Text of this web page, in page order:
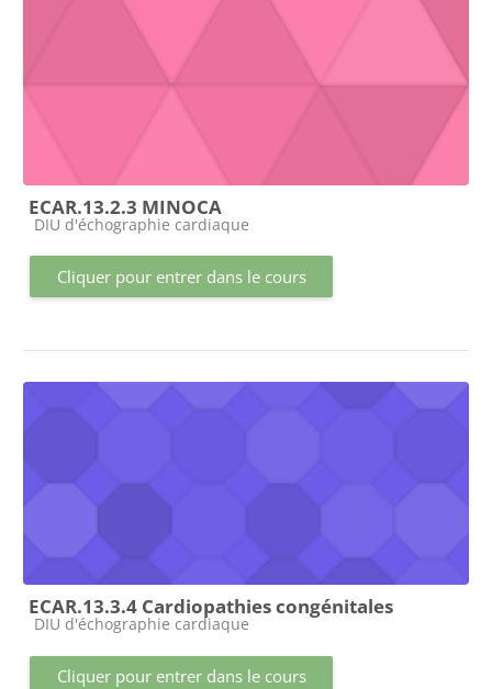
ECAR.13.2.3 MINOCA
Catégorie de cours
DIU d'échographie cardiaque
Cliquer pour entrer dans le cours
ECAR.13.3.4 Cardiopathies congénitales
Catégorie de cours
DIU d'échographie cardiaque
Cliquer pour entrer dans le cours